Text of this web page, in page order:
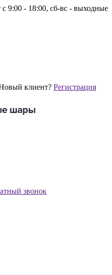
с 9:00 - 18:00, сб-вс - выходные
клиент? Регистрация
звонок